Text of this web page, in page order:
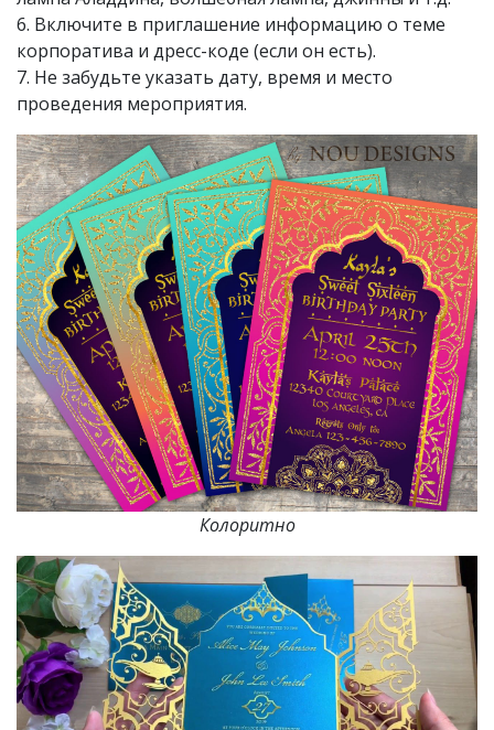
6. Включите в приглашение информацию о теме
корпоратива и дресс-коде (если он есть).
7. Не забудьте указать дату, время и место
проведения мероприятия.
Колоритно